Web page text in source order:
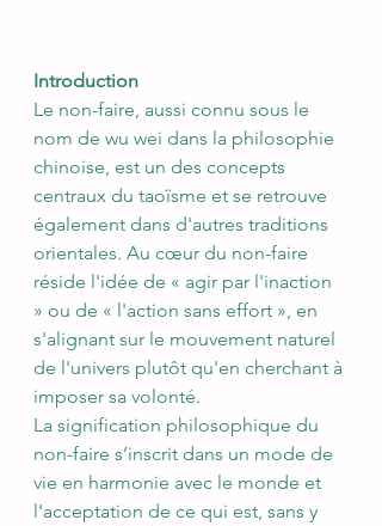
Introduction
Le non-faire, aussi connu sous le
nom de wu wei dans la philosophie
chinoise, est un des concepts
centraux du taoïsme et se retrouve
également dans d'autres traditions
orientales. Au cœur du non-faire
réside l'idée de « agir par l'inaction
» ou de « l'action sans effort », en
s'alignant sur le mouvement naturel
de l'univers plutôt qu'en cherchant à
imposer sa volonté.
La signification philosophique du
non-faire s’inscrit dans un mode de
vie en harmonie avec le monde et
l'acceptation de ce qui est, sans y